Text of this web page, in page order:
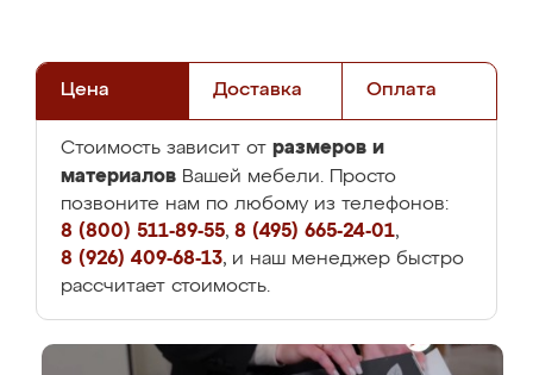
Цена Доставка Оплата
Стоимость зависит от размеров и
материалов Вашей мебели. Просто
позвоните нам по любому из телефонов:
8 (800) 511-89-55, 8 (495) 665-24-01,
8 (926) 409-68-13, и наш менеджер быстро
рассчитает стоимость.